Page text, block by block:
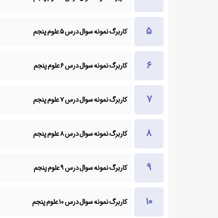
کاربرگ نمونه سوال درس ۵ علوم پنجم
کاربرگ نمونه سوال درس ۶ علوم پنجم
کاربرگ نمونه سوال درس ۷ علوم پنجم
کاربرگ نمونه سوال درس ۸ علوم پنجم
کاربرگ نمونه سوال درس ۹ علوم پنجم
کاربرگ نمونه سوال درس ۱۰ علوم پنجم